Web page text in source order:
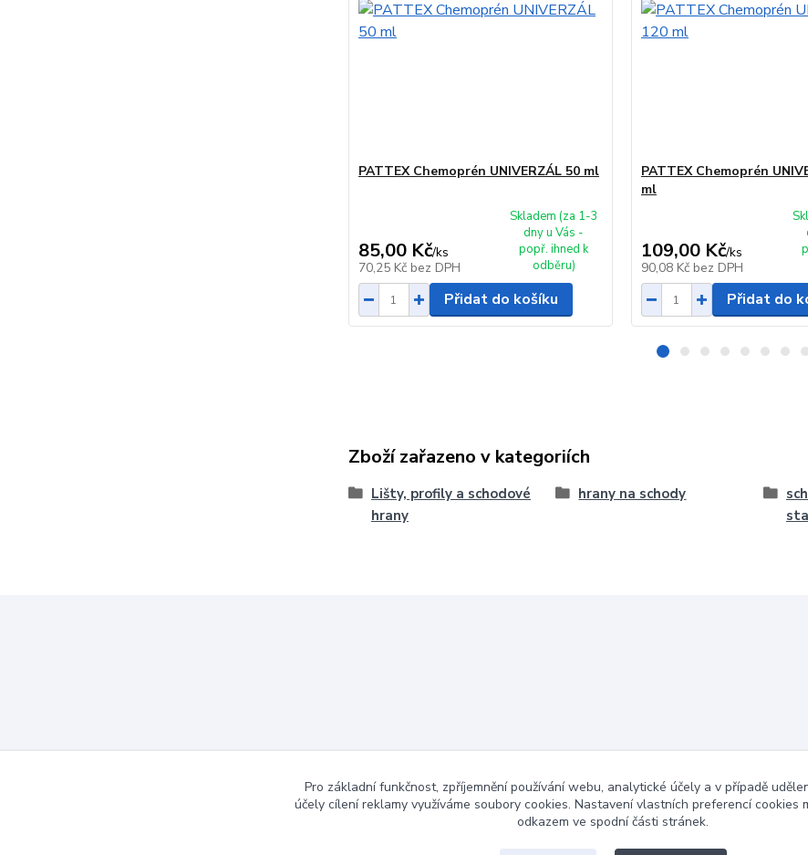
PATTEX Chemoprén UNIVERZÁL 50 ml
85,00 Kč/ks
70,25 Kč bez DPH
Skladem (za 1-3
dny u Vás -
popř. ihned k
odběru)
Přidat do košíku
PATTEX Chemoprén
ml
109,00 Kč/ks
90,08 Kč bez DPH
Přidat do
Zboží zařazeno v kategoriích
Lišty, profily a schodové
hrany
hrany na schody
Pro základní funkčnost, zpříjemnění používání webu, analytické účely a v případě
účely cílení reklamy využíváme soubory cookies. Nastavení vlastních preferencí cookies
odkazem ve spodní části stránek.